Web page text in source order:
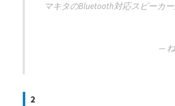
マキタのBluetooth対応スピーカ
—
2